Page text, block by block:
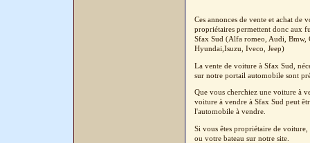
Ces annonces de vente et achat de
propriétaires permettent donc aux
Sfax Sud (Alfa romeo, Audi, Bmw,
Hyundai,Isuzu, Iveco, Jeep)
La vente de voiture à Sfax Sud,
sur notre portail automobile sont
Que vous cherchiez une voiture à
voiture à vendre à Sfax Sud peut
l'automobile à vendre.
Si vous êtes propriétaire de
ou votre bateau sur notre site.